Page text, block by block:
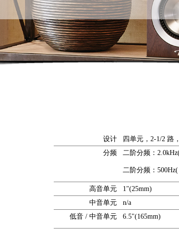
设计
四单元，2-1/2 路
分频
二阶分频：
二阶分频：
高音单元
1"(25mm)
中音单元
n/a
低音 / 中音单元
6.5"(165mm)